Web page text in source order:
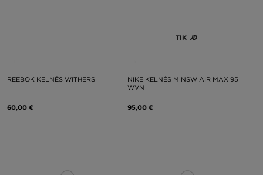
REEBOK KELNĖS WITHERS
60,00 €
TIK
NIKE KELNĖS M NSW AIR MAX 95
WVN
95,00 €